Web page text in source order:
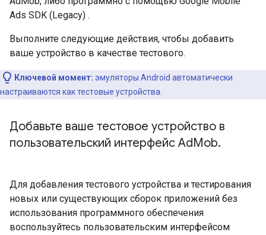
Ads SDK (Legacy) .
Выполните следующие действия, чтобы добавить
ваше устройство в качестве тестового.
Ключевой момент: эмуляторы Android автоматически
настраиваются как тестовые устройства.
Добавьте ваше тестовое устройство в
пользовательский интерфейс AdMob.
Для добавления тестового устройства и тестирования
новых или существующих сборок приложений без
использования программного обеспечения
воспользуйтесь пользовательским интерфейсом